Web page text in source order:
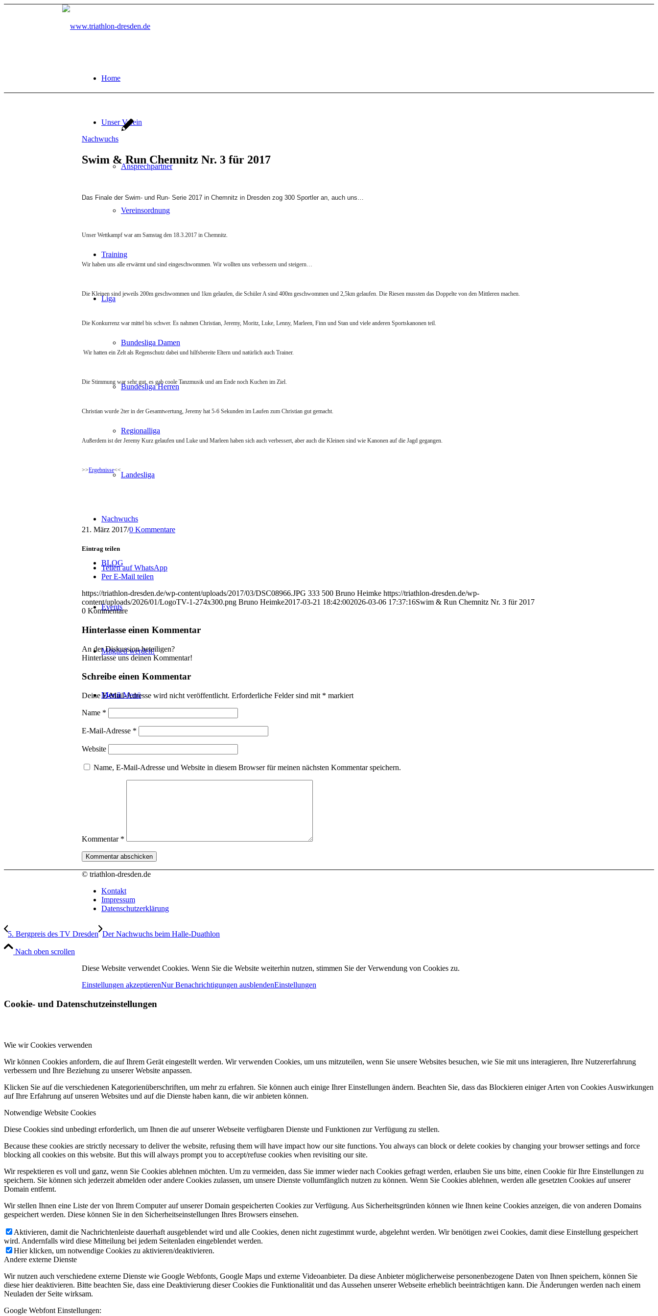
Home
Unser Verein
Ansprechpartner
Vereinsordnung
Training
Liga
Bundesliga Damen
Bundesliga Herren
Regionalliga
Landesliga
Nachwuchs
BLOG
Events
Mitglied werden!
Menü Menü
Nachwuchs
Swim & Run Chemnitz Nr. 3 für 2017
Das Finale der Swim- und Run- Serie 2017 in Chemnitz in Dresden zog 300 Sportler an, auch uns…
Unser Wettkampf war am Samstag den 18.3.2017 in Chemnitz.
Wir haben uns alle erwärmt und sind eingeschwommen. Wir wollten uns verbessern und steigern…
Die Kleinen sind jeweils 200m geschwommen und 1km gelaufen, die Schüler A sind 400m geschwommen und 2,5km gelaufen. Die Riesen mussten das Doppelte von den Mittleren machen.
Die Konkurrenz war mittel bis schwer. Es nahmen Christian, Jeremy, Moritz, Luke, Lenny, Marleen, Finn und Stan und viele anderen Sportskanonen teil.
Wir hatten ein Zelt als Regenschutz dabei und hilfsbereite Eltern und natürlich auch Trainer.
Die Stimmung war sehr gut, es gab coole Tanzmusik und am Ende noch Kuchen im Ziel.
Christian wurde 2ter in der Gesamtwertung, Jeremy hat 5-6 Sekunden im Laufen zum Christian gut gemacht.
Außerdem ist der Jeremy Kurz gelaufen und Luke und Marleen haben sich auch verbessert, aber auch die Kleinen sind wie Kanonen auf die Jagd gegangen.
>>Ergebnisse<<
21. März 2017/0 Kommentare
Eintrag teilen
Teilen auf WhatsApp
Per E-Mail teilen
https://triathlon-dresden.de/wp-content/uploads/2017/03/DSC08966.JPG 333 500 Bruno Heimke https://triathlon-dresden.de/wp-
content/uploads/2026/01/LogoTV-1-274x300.png Bruno Heimke2017-03-21 18:42:002026-03-06 17:37:16Swim & Run Chemnitz Nr. 3 für 2017
0 Kommentare
Hinterlasse einen Kommentar
An der Diskussion beteiligen?
Hinterlasse uns deinen Kommentar!
Schreibe einen Kommentar
Deine E-Mail-Adresse wird nicht veröffentlicht. Erforderliche Felder sind mit * markiert
Name *
E-Mail-Adresse *
Website
Name, E-Mail-Adresse und Website in diesem Browser für meinen nächsten Kommentar speichern.
Kommentar *
© triathlon-dresden.de
Kontakt
Impressum
Datenschutzerklärung
5. Bergpreis des TV Dresden Der Nachwuchs beim Halle-Duathlon
Nach oben scrollen
Diese Website verwendet Cookies. Wenn Sie die Website weiterhin nutzen, stimmen Sie der Verwendung von Cookies zu.
Einstellungen akzeptierenNur Benachrichtigungen ausblendenEinstellungen
Cookie- und Datenschutzeinstellungen
Wie wir Cookies verwenden
Wir können Cookies anfordern, die auf Ihrem Gerät eingestellt werden. Wir verwenden Cookies, um uns mitzuteilen, wenn Sie unsere Websites besuchen, wie Sie mit uns interagieren, Ihre Nutzererfahrung
verbessern und Ihre Beziehung zu unserer Website anpassen.
Klicken Sie auf die verschiedenen Kategorienüberschriften, um mehr zu erfahren. Sie können auch einige Ihrer Einstellungen ändern. Beachten Sie, dass das Blockieren einiger Arten von Cookies Auswirkungen
auf Ihre Erfahrung auf unseren Websites und auf die Dienste haben kann, die wir anbieten können.
Notwendige Website Cookies
Diese Cookies sind unbedingt erforderlich, um Ihnen die auf unserer Webseite verfügbaren Dienste und Funktionen zur Verfügung zu stellen.
Because these cookies are strictly necessary to deliver the website, refusing them will have impact how our site functions. You always can block or delete cookies by changing your browser settings and force
blocking all cookies on this website. But this will always prompt you to accept/refuse cookies when revisiting our site.
Wir respektieren es voll und ganz, wenn Sie Cookies ablehnen möchten. Um zu vermeiden, dass Sie immer wieder nach Cookies gefragt werden, erlauben Sie uns bitte, einen Cookie für Ihre Einstellungen zu
speichern. Sie können sich jederzeit abmelden oder andere Cookies zulassen, um unsere Dienste vollumfänglich nutzen zu können. Wenn Sie Cookies ablehnen, werden alle gesetzten Cookies auf unserer
Domain entfernt.
Wir stellen Ihnen eine Liste der von Ihrem Computer auf unserer Domain gespeicherten Cookies zur Verfügung. Aus Sicherheitsgründen können wie Ihnen keine Cookies anzeigen, die von anderen Domains
gespeichert werden. Diese können Sie in den Sicherheitseinstellungen Ihres Browsers einsehen.
Aktivieren, damit die Nachrichtenleiste dauerhaft ausgeblendet wird und alle Cookies, denen nicht zugestimmt wurde, abgelehnt werden. Wir benötigen zwei Cookies, damit diese Einstellung gespeichert
wird. Andernfalls wird diese Mitteilung bei jedem Seitenladen eingeblendet werden.
Hier klicken, um notwendige Cookies zu aktivieren/deaktivieren.
Andere externe Dienste
Wir nutzen auch verschiedene externe Dienste wie Google Webfonts, Google Maps und externe Videoanbieter. Da diese Anbieter möglicherweise personenbezogene Daten von Ihnen speichern, können Sie
diese hier deaktivieren. Bitte beachten Sie, dass eine Deaktivierung dieser Cookies die Funktionalität und das Aussehen unserer Webseite erheblich beeinträchtigen kann. Die Änderungen werden nach einem
Neuladen der Seite wirksam.
Google Webfont Einstellungen: